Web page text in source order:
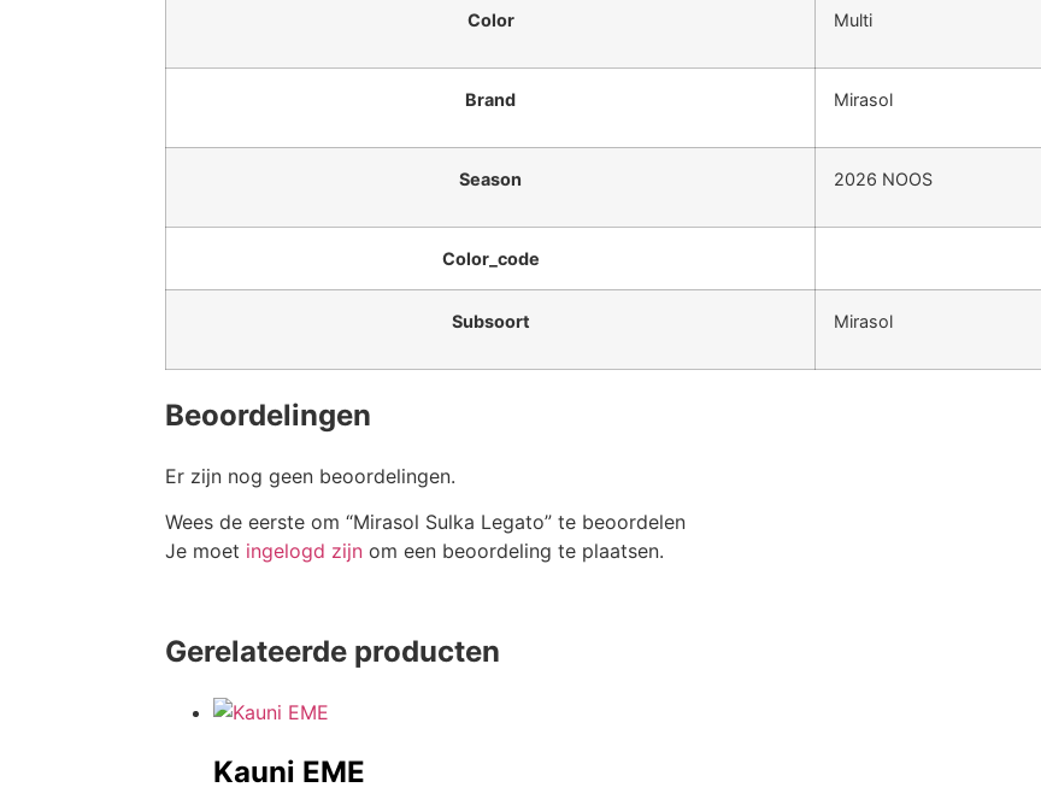
Color Multi
Brand Mirasol
Season 2026 NOOS
Color_code
Subsoort Mirasol
Beoordelingen
Er zijn nog geen beoordelingen.
Wees de eerste om “Mirasol Sulka Legato” te beoordelen
Je moet ingelogd zijn om een beoordeling te plaatsen.
Gerelateerde producten
Kauni EME